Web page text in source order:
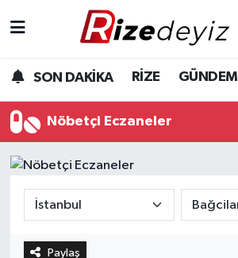
SON DAKİKA RİZE GÜNDEM
Nöbetçi Eczaneler
Paylaş
Gündem
Yurttan Haberler
Teknoloji
Rize Hava Durumu
Rize Trafik Yoğunluk Haritası
Tüm Manşetler